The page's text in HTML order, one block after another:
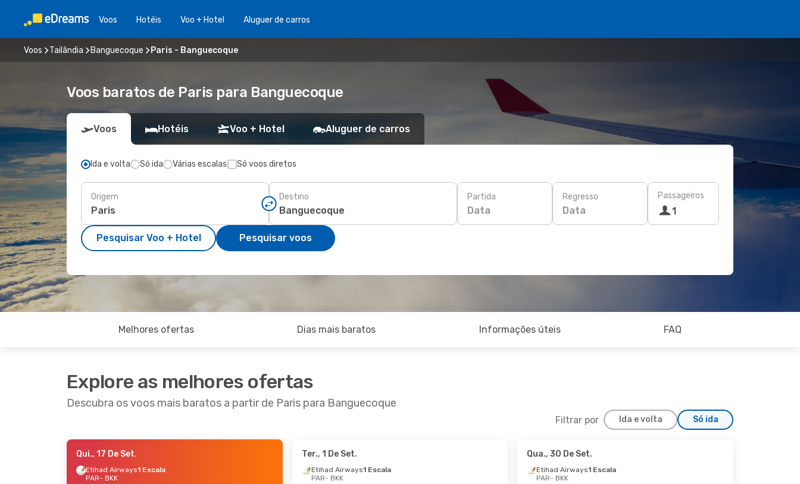
Voos Hotéis Voo + Hotel Aluguer de carros
Voos Tailândia Banguecoque Paris - Banguecoque
Voos baratos de Paris para Banguecoque
Voos Hotéis Voo + Hotel Aluguer de carros
Ida e volta Só ida Várias escalas Só voos diretos
Origem Destino Partida
Data
Regresso
Data
Passageiros
1
Pesquisar Voo + Hotel Pesquisar voos
Melhores ofertas Dias mais baratos Informações úteis FAQ
Explore as melhores ofertas
Descubra os voos mais baratos a partir de Paris para Banguecoque
Filtrar por Ida e volta Só ida
- Seg., 21 De Set.
1 Escala
1 Escala
1 Escala
Qui., 17 De Set.
Etihad Airways1 Escala
PAR- BKK
Ter., 1 De Set.
Etihad Airways1 Escala
PAR- BKK
Qua., 30 De Set.
Etihad Airways1 Escala
PAR- BKK